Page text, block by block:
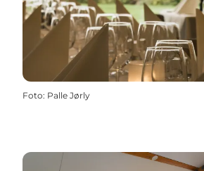
Foto: Palle Jørly